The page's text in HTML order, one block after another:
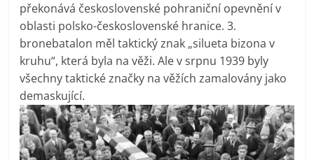
překonává československé pohraniční opevnění v
oblasti polsko-československé hranice. 3.
bronebatalon měl taktický znak „silueta bizona v
kruhu“, která byla na věži. Ale v srpnu 1939 byly
všechny taktické značky na věžích zamalovány jako
demaskující.